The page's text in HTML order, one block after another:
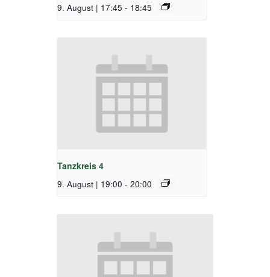
9. August | 17:45 - 18:45
Tanzkreis 4
9. August | 19:00 - 20:00